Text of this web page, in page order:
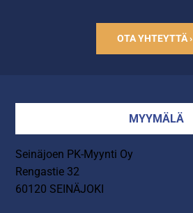
OTA YHTEYTTÄ ›
MYYMÄLÄ
Seinäjoen PK-Myynti Oy
Rengastie 32
60120 SEINÄJOKI